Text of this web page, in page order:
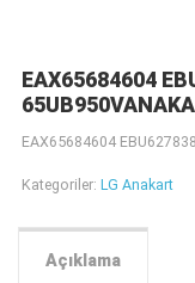
EAX65684604
EAX65684604
Kategoriler: LG Anakart
Açıklama